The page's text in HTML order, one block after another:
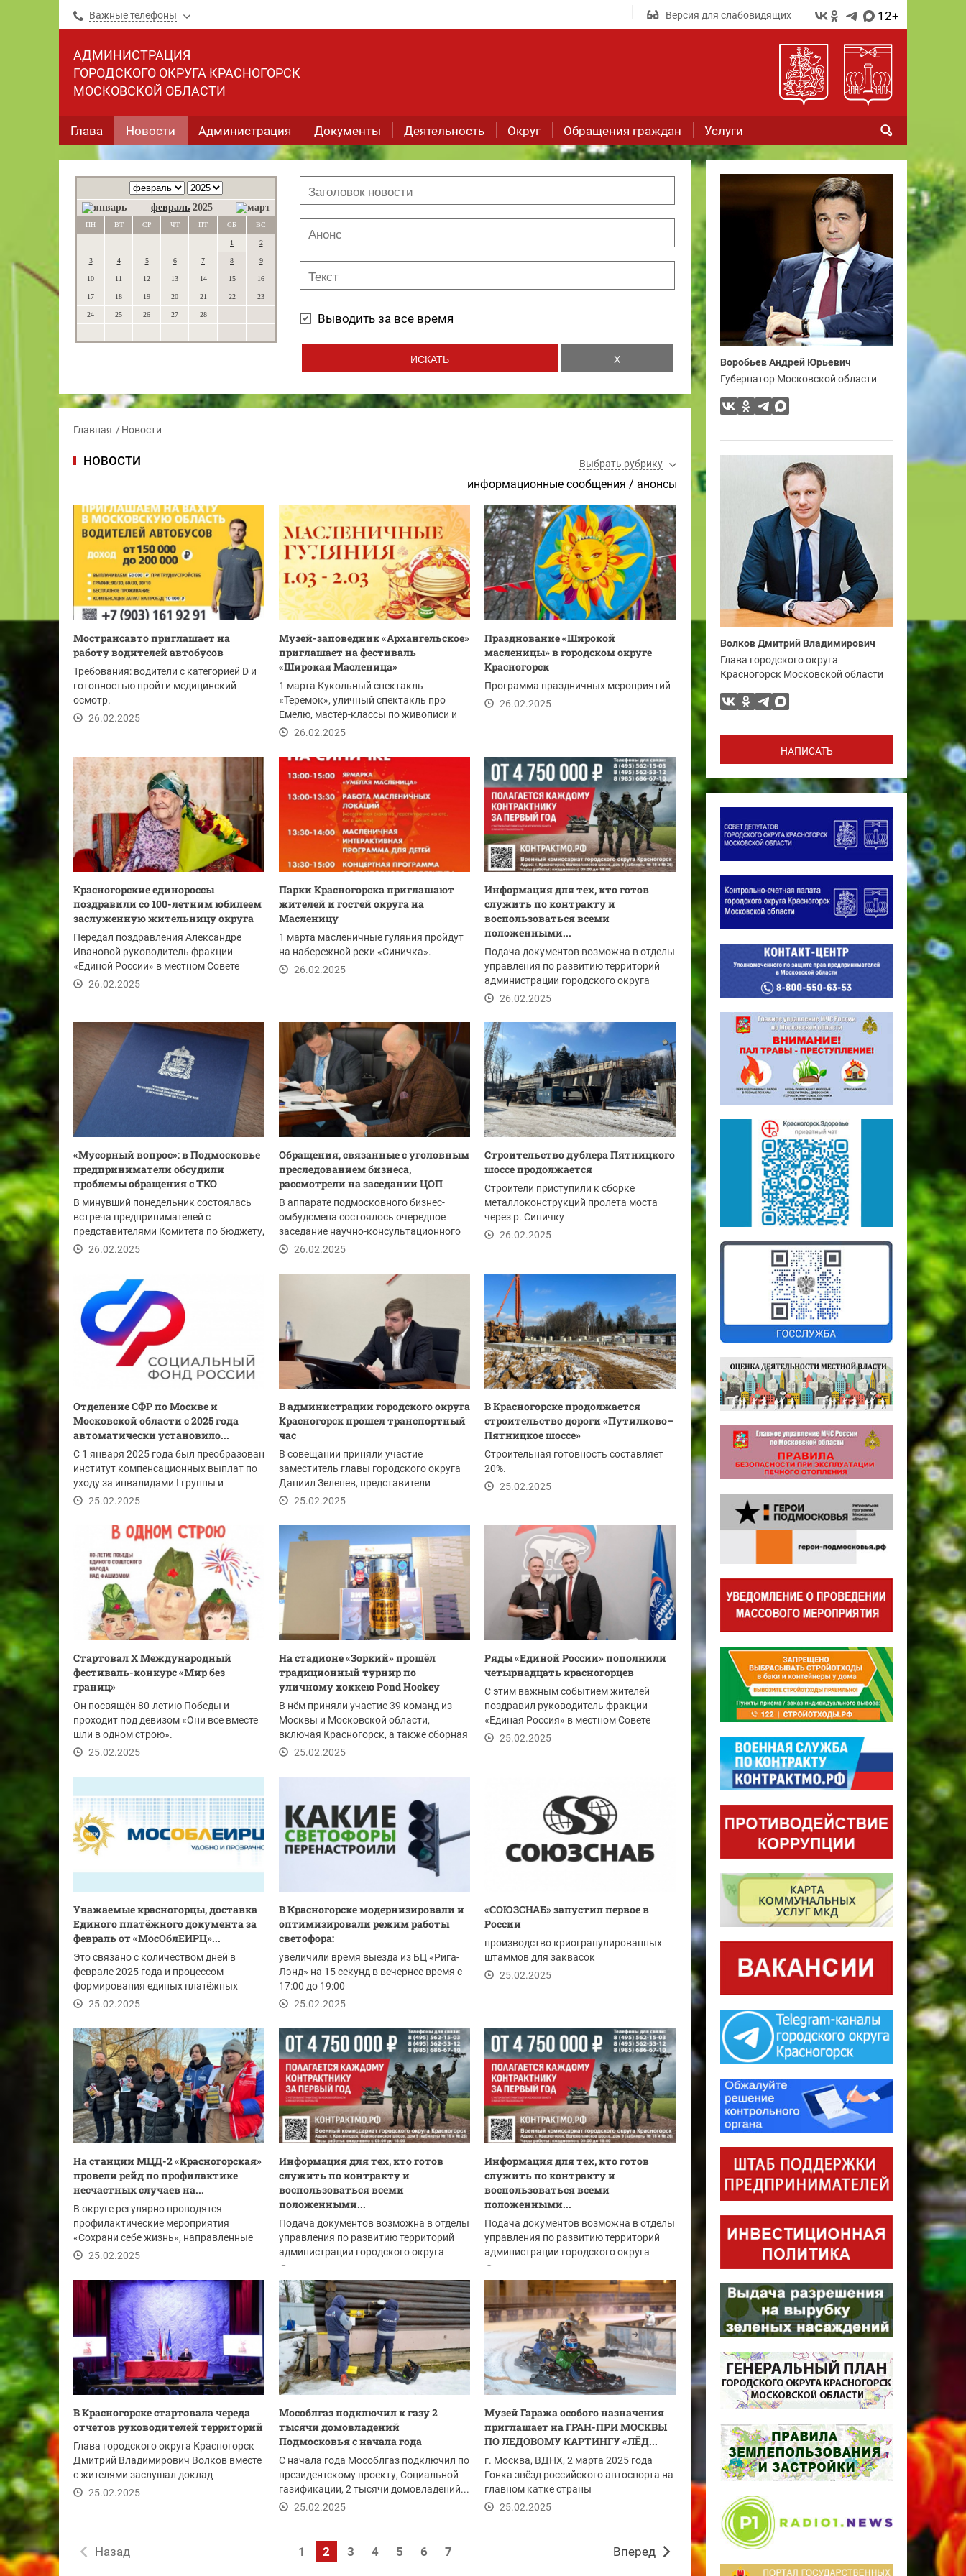
Важные телефоны Версия для слабовидящих 12+
АДМИНИСТРАЦИЯ
ГОРОДСКОГО ОКРУГА КРАСНОГОРСК
МОСКОВСКОЙ ОБЛАСТИ
Глава Новости Администрация Документы Деятельность Округ Обращения граждан Услуги
февраль 2025
ПН ВТ СР ЧТ ПТ СБ ВС
1 2
3 4 5 6 7 8 9
10 11 12 13 14 15 16
17 18 19 20 21 22 23
24 25 26 27 28 Выводить за все время
Главная Новости
НОВОСТИ Выбрать рубрику
информационные сообщения / анонсы
Мострансавто приглашает на
работу водителей автобусов
Требования: водители с категорией D и
готовностью пройти медицинский
осмотр.
26.02.2025
Музей-заповедник «Архангельское»
приглашает на фестиваль
«Широкая Масленица»
1 марта Кукольный спектакль
«Теремок», уличный спектакль про
Емелю, мастер-классы по живописи и
кузнечному делу,...
26.02.2025
Празднование «Широкой
масленицы» в городском округе
Красногорск
Программа праздничных мероприятий
26.02.2025
Красногорские единороссы
поздравили со 100-летним юбилеем
заслуженную жительницу округа
Передал поздравления Александре
Ивановой руководитель фракции
«Единой России» в местном Совете
депутатов Богдан...
26.02.2025
Парки Красногорска приглашают
жителей и гостей округа на
Масленицу
1 марта масленичные гуляния пройдут
на набережной реки «Синичка».
26.02.2025
Информация для тех, кто готов
служить по контракту и
воспользоваться всеми
положенными...
Подача документов возможна в отделы
управления по развитию территорий
администрации городского округа
Красногорск:
26.02.2025
«Мусорный вопрос»: в Подмосковье
предприниматели обсудили
проблемы обращения с ТКО
В минувший понедельник состоялась
встреча предпринимателей с
представителями Комитета по бюджету,
финансовой,...
26.02.2025
Обращения, связанные с уголовным
преследованием бизнеса,
рассмотрели на заседании ЦОП
В аппарате подмосковного бизнес-
омбудсмена состоялось очередное
заседание научно-консультационного
совета Центра...
26.02.2025
Строительство дублера Пятницкого
шоссе продолжается
Строители приступили к сборке
металлоконструкций пролета моста
через р. Синичку
26.02.2025
Отделение СФР по Москве и
Московской области с 2025 года
автоматически установило...
С 1 января 2025 года был преобразован
институт компенсационных выплат по
уходу за инвалидами I группы и
гражданами...
25.02.2025
В администрации городского округа
Красногорск прошел транспортный
час
В совещании приняли участие
заместитель главы городского округа
Даниил Зеленев, представители
администрации,...
25.02.2025
В Красногорске продолжается
строительство дороги «Путилково–
Пятницкое шоссе»
Строительная готовность составляет
20%.
25.02.2025
Стартовал X Международный
фестиваль-конкурс «Мир без
границ»
Он посвящён 80-летию Победы и
проходит под девизом «Они все вместе
шли в одном строю».
25.02.2025
На стадионе «Зоркий» прошёл
традиционный турнир по
уличному хоккею Pond Hockey
В нём приняли участие 39 команд из
Москвы и Московской области,
включая Красногорск, а также сборная
Министерства...
25.02.2025
Ряды «Единой России» пополнили
четырнадцать красногорцев
С этим важным событием жителей
поздравил руководитель фракции
«Единая Россия» в местном Совете
депутатов Богдан...
25.02.2025
Уважаемые красногорцы, доставка
Единого платёжного документа за
февраль от «МосОблЕИРЦ»...
Это связано с количеством дней в
феврале 2025 года и процессом
формирования единых платёжных
документов (ЕПД) на...
25.02.2025
В Красногорске модернизировали и
оптимизировали режим работы
светофора:
увеличили время выезда из БЦ «Рига-
Лэнд» на 15 секунд в вечернее время с
17:00 до 19:00
25.02.2025
«СОЮЗСНАБ» запустил первое в
России
производство криогранулированных
штаммов для заквасок
25.02.2025
На станции МЦД-2 «Красногорская»
провели рейд по профилактике
несчастных случаев на...
В округе регулярно проводятся
профилактические мероприятия
«Сохрани себе жизнь», направленные
на снижение количества...
25.02.2025
Информация для тех, кто готов
служить по контракту и
воспользоваться всеми
положенными...
Подача документов возможна в отделы
управления по развитию территорий
администрации городского округа
Красногорск:
Информация для тех, кто готов
служить по контракту и
воспользоваться всеми
положенными...
Подача документов возможна в отделы
управления по развитию территорий
администрации городского округа
Красногорск:
В Красногорске стартовала череда
отчетов руководителей территорий
Глава городского округа Красногорск
Дмитрий Владимирович Волков вместе
с жителями заслушал доклад
начальника отдела...
25.02.2025
Мособлгаз подключил к газу 2
тысячи домовладений
Подмосковья с начала года
С начала года Мособлгаз подключил по
президентскому проекту, Социальной
газификации, 2 тысячи домовладений...
25.02.2025
Музей Гаража особого назначения
приглашает на ГРАН-ПРИ МОСКВЫ
ПО ЛЕДОВОМУ КАРТИНГУ «ЛЁД...
г. Москва, ВДНХ, 2 марта 2025 года
Гонка звёзд российского автоспорта на
главном катке страны
25.02.2025
1 2 3 4 5 6 7
Назад Вперед
Воробьев Андрей Юрьевич
Губернатор Московской области
Волков Дмитрий Владимирович
Глава городского округа
Красногорск Московской области
НАПИСАТЬ